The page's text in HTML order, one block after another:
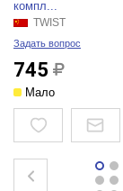
компл...
TWIST
Задать вопрос
745
Мало